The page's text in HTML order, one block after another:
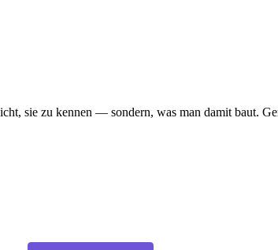
sie zu kennen — sondern, was man damit baut.